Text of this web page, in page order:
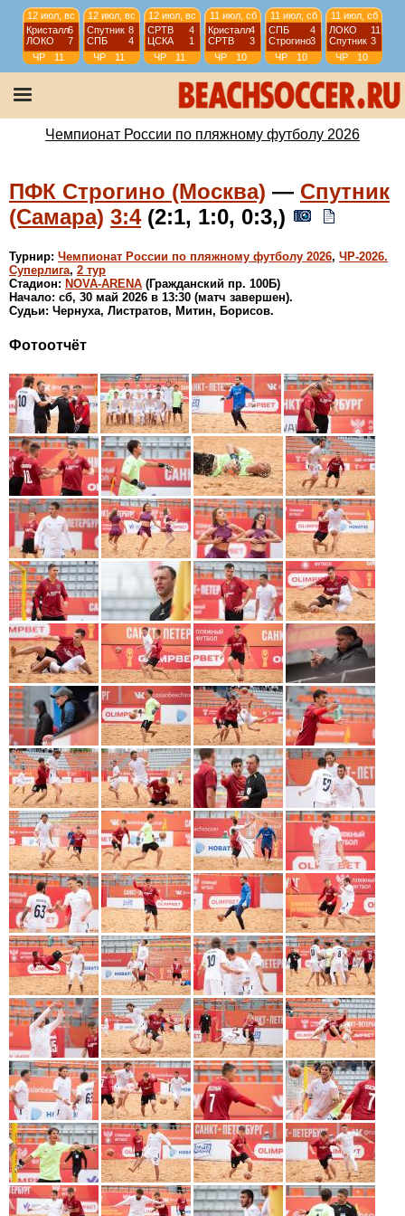
12 июл, вс
Кристалл6
ЛОКО
7
ЧР
11
тур
12 июл, вс
Спутник 8
СПБ
4
ЧР
11
тур
12 июл, вс
СРТВ
4
ЦСКА
1
ЧР
11
тур
11 июл, сб
Кристалл4
СРТВ
3
ЧР
10
тур
11 июл, сб
СПБ
4
Строгино3
ЧР
10
тур
11 июл, сб
ЛОКО
11
Спутник 3
ЧР
10
тур
10 июл, пт
2
2
10 июл, пт
ЦСКА
7
Строгино 1
09 июл, чт
Строгино0
Кристалл1
Чемпионат России по пляжному футболу 2026
ПФК Строгино (Москва) — Спутник
(Самара) 3:4(2:1, 1:0, 0:3,)
Турнир: Чемпионат России по пляжному футболу 2026, ЧР-2026.
Суперлига, 2 тур
Стадион: NOVA-ARENA (Гражданский пр. 100Б)
Начало: сб, 30 май 2026 в 13:30 (матч завершен).
Судьи: Чернуха, Листратов, Митин, Борисов.
Фотоотчёт